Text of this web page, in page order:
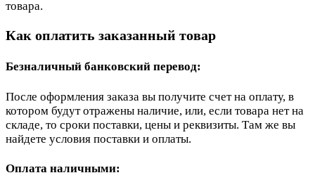
товара.
Как оплатить заказанный товар
Безналичный банковский перевод:
После оформления заказа вы получите счет на оплату, в
котором будут отражены наличие, или, если товара нет на
складе, то сроки поставки, цены и реквизиты. Там же вы
найдете условия поставки и оплаты.
Оплата наличными: